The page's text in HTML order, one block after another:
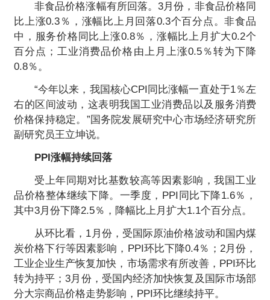
非食品价格涨幅有所回落。3月份，非食品价格同
比上涨0.3％，涨幅比上月回落0.3个百分点。非食品
中，服务价格同比上涨0.8％，涨幅比上月扩大0.2个
百分点；工业消费品价格由上月上涨0.5％转为下降
0.8％。
“今年以来，我国核心CPI同比涨幅一直处于1％左
右的区间波动，这表明我国工业消费品以及服务消费
价格保持稳定。”国务院发展研究中心市场经济研究所
副研究员王立坤说。
PPI涨幅持续回落
受上年同期对比基数较高等因素影响，我国工业
品价格整体继续下降。一季度，PPI同比下降1.6％，
其中3月份下降2.5％，降幅比上月扩大1.1个百分点。
从环比看，1月份，受国际原油价格波动和国内煤
炭价格下行等因素影响，PPI环比下降0.4％；2月份，
工业企业生产恢复加快，市场需求有所改善，PPI环比
转为持平；3月份，受国内经济加快恢复及国际市场部
分大宗商品价格走势影响，PPI环比继续持平。